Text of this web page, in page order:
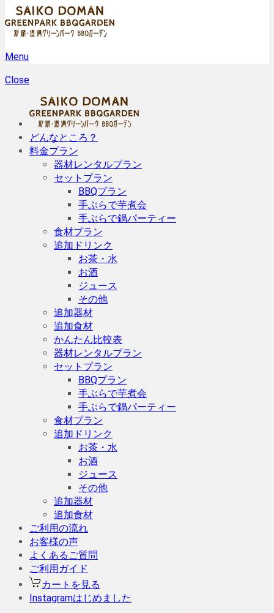
Menu
Close
どんなところ？
料金プラン
器材レンタルプラン
セットプラン
BBQプラン
手ぶらで芋煮会
手ぶらで鍋パーティー
食材プラン
追加ドリンク
お茶・水
お酒
ジュース
その他
追加器材
追加食材
かんたん比較表
器材レンタルプラン
セットプラン
BBQプラン
手ぶらで芋煮会
手ぶらで鍋パーティー
食材プラン
追加ドリンク
お茶・水
お酒
ジュース
その他
追加器材
追加食材
ご利用の流れ
お客様の声
よくあるご質問
ご利用ガイド
カートを見る
Instagramはじめました